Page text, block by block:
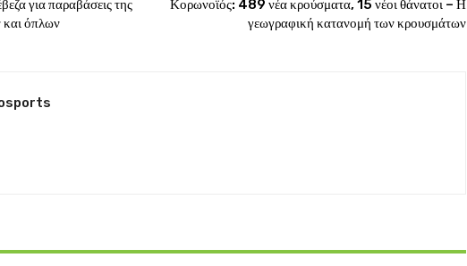
για παραβάσεις της
και όπλων
Κορωνοϊός: 489 νέα κρούσματα, 15 νέοι θάνατοι – Η
γεωγραφική κατανομή των κρουσμάτων